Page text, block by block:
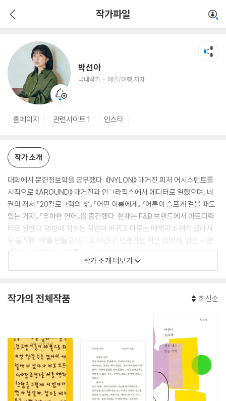
작가파일
박선아
국내작가 예술/여행 저자
예술/여행 저자
홈페이지 관련사이트 1 인스타
작가 소개
대학에서 문헌정보학을 공부했다. 《NYLON》 매거진 피처 어시스턴트를
시작으로 《AROUND》 매거진과 안그라픽스에서 에디터로 일했으며, 네
권의 저서 『20킬로그램의 삶』 『어떤 이름에게』 『어른이 슬프게 걸을 때도
있는 거지』 『우아한 언어』를 출간했다. 현재는 F&B 브랜드에서 아트디렉
터로 일한다. 명함에 적히는 직업이 바뀌고 다루는 매체와 소재가 달라져
도 늘 ‘이야기’를 만들고 있다고 여긴다. 언젠가는 작은 집에서, 넓은 사람
과, 깊은 마음으로 살기를 꿈꾼다.
작가 소개 더보기
작가의 전체작품 최신순